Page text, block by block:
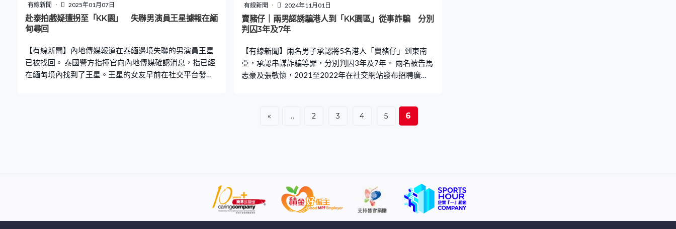
有線新聞 2025年01月07日
赴泰拍戲疑遭拐至「KK園」 失聯男演員王星據報在緬
甸尋回
【有線新聞】內地傳媒報道在泰緬邊境失聯的男演員王星
已被找回。 泰國警方指揮官向內地傳媒確認消息，指已經
在緬甸境內找到了王星。王星的女友早前在社交平台發
有線新聞 2024年11月01日
賣豬仔｜兩男認誘騙港人到「KK園區」從事詐騙 分別
判囚3年及7年
【有線新聞】兩名男子承認將5名港人「賣豬仔」到東南
亞，承認串謀詐騙等罪，分別判囚3年及7年。 兩名被告馬
志豪及張敏懷，2021至2022年在社交網站發布招聘廣
洗黑錢罪，判囚多28個月，合共監禁7年。 法官林偉權判
刑時指，5名受害者被誘騙至東南亞後被迫參與非法行為，
« ... 2 3 4 5 6